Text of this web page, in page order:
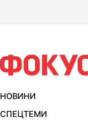
НОВИНИ
СПЕЦТЕМИ